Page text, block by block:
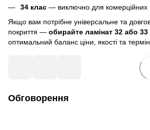
34 клас — виключно для комерційних
Якщо вам потрібне універсальне та
покриття — обирайте ламінат 32 або 33
оптимальний баланс ціни, якості та
Обговорення